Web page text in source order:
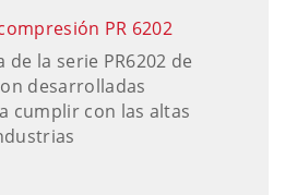
PR 6202
de la serie PR6202 de
desarrolladas
cumplir con las altas